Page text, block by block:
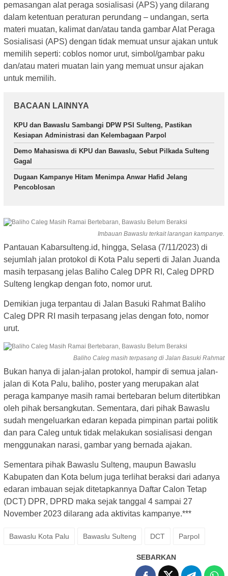
pemasangan alat peraga sosialisasi (APS) yang dilarang
dalam ketentuan peraturan perundang – undangan, serta
materi muatan, kalimat dan/atau tanda gambar Alat Peraga
Sosialisasi (APS) dengan tidak memuat unsur ajakan untuk
memilih seperti: coblos nomor urut, simbol/gambar paku
dan/atau materi muatan lain yang memuat unsur ajakan
untuk memilih.
BACAAN LAINNYA
KPU dan Bawaslu Sambangi DPW PSI Sulteng, Pastikan
Kesiapan Administrasi dan Kelembagaan Parpol
Demo Mahasiswa di KPU dan Bawaslu, Sebut Pilkada Sulteng
Gagal
Dugaan Kampanye Hitam Menimpa Anwar Hafid Jelang
Pencoblosan
Imbauan Bawaslu terkait larangan kampanye.
Pantauan Kabarsulteng.id, hingga, Selasa (7/11/2023) di
sejumlah jalan protokol di Kota Palu seperti di Jalan Juanda
masih terpasang jelas Baliho Caleg DPR RI, Caleg DPRD
Sulteng lengkap dengan foto, nomor urut.
Demikian juga terpantau di Jalan Basuki Rahmat Baliho
Caleg DPR RI masih terpasang jelas dengan foto, nomor
urut.
Baliho Caleg masih terpasang di Jalan Basuki Rahmat
Bukan hanya di jalan-jalan protokol, hampir di semua jalan-
jalan di Kota Palu, baliho, poster yang merupakan alat
peraga kampanye masih ramai bertebaran belum ditertibkan
oleh pihak bersangkutan. Sementara, dari pihak Bawaslu
sudah mengeluarkan edaran kepada pimpinan partai politik
dan para Caleg untuk tidak melakukan sosialisasi dengan
menggunakan narasi, gambar yang bernada ajakan.
Sementara pihak Bawaslu Sulteng, maupun Bawaslu
Kabupaten dan Kota belum juga terlihat beraksi dari adanya
edaran imbauan sejak ditetapkannya Daftar Calon Tetap
(DCT) DPR, DPRD maka sejak tanggal 4 sampai 27
November 2023 dilarang ada aktivitas kampanye.***
Bawaslu Kota Palu Bawaslu Sulteng DCT Parpol
SEBARKAN